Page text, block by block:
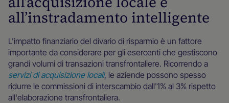
all’instradamento intelligente
L'impatto finanziario del divario di risparmio è un fattore
importante da considerare per gli esercenti che gestiscono
grandi volumi di transazioni transfrontaliere. Ricorrendo a
servizi di acquisizione locali, le aziende possono spesso
ridurre le commissioni di interscambio dall'1% al 3% rispetto
all'elaborazione transfrontaliera.